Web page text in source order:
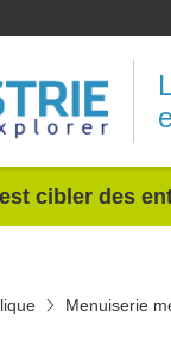
cibler des
Menuiserie